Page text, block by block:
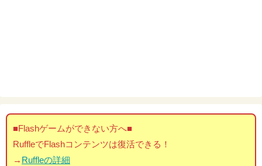
■Flashゲームができない方へ■
RuffleでFlashコンテンツは復活できる！
→ Ruffleの詳細